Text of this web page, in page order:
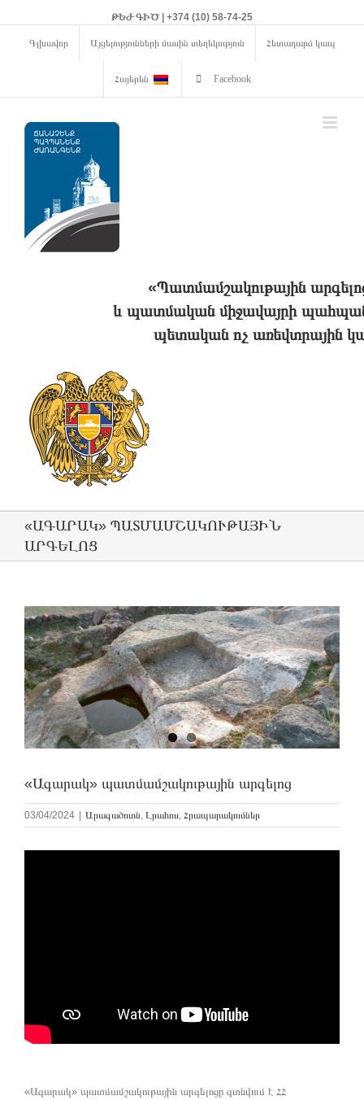
ԹԵԺ ԳԻԾ | +374 (10) 58-74-25
Գլխավոր Այցելությունների մասին տեղեկություն Հետադարձ կապ
Հայերեն Facebook
«Պատմամշակութային
և պատմական միջավայրի
պետական ոչ առեվտրային
«ԱԳԱՐԱԿ» ՊԱՏՄԱՄՇԱԿՈՒԹԱՅԻՆ
ԱՐԳԵԼՈՑ
View
Larger
Image
«Ագարակ» պատմամշակութային արգելոց
03/04/2024 Արագածոտն, Լրահոս, Հրապարակումներ
«Ագարակ» պատմամշակութային արգելոցը գտնվում է ՀՀ